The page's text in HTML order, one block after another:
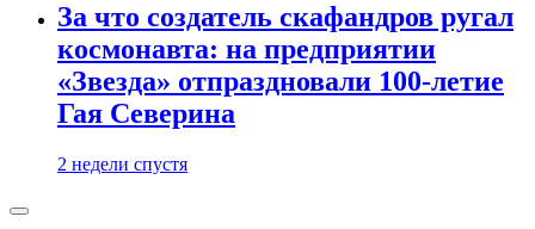
За что создатель скафандров ругал
космонавта: на предприятии
«Звезда» отпраздновали 100-летие
Гая Северина
2 недели спустя